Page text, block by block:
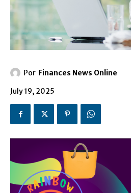
Por Finances News Online
July 19, 2025